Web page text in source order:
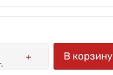
В корзину